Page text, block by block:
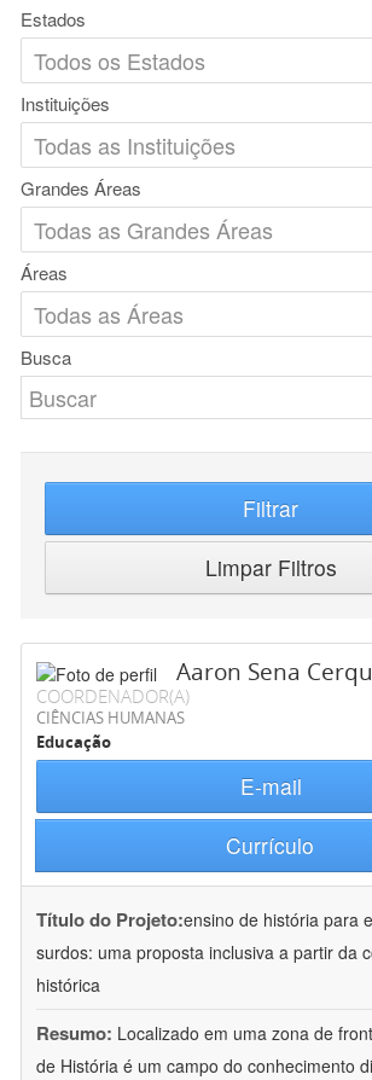
Estados
Instituições
Grandes Áreas
Áreas
Busca
Filtrar
Limpar Filtros
Aaron Sena
COORDENADOR(A)
CIÊNCIAS HUMANAS
Educação
E-mail
Currículo
Título do Projeto:ensino de história para
surdos: uma proposta inclusiva a partir da
histórica
Resumo: Localizado em uma zona de
de História é um campo do conhecimento